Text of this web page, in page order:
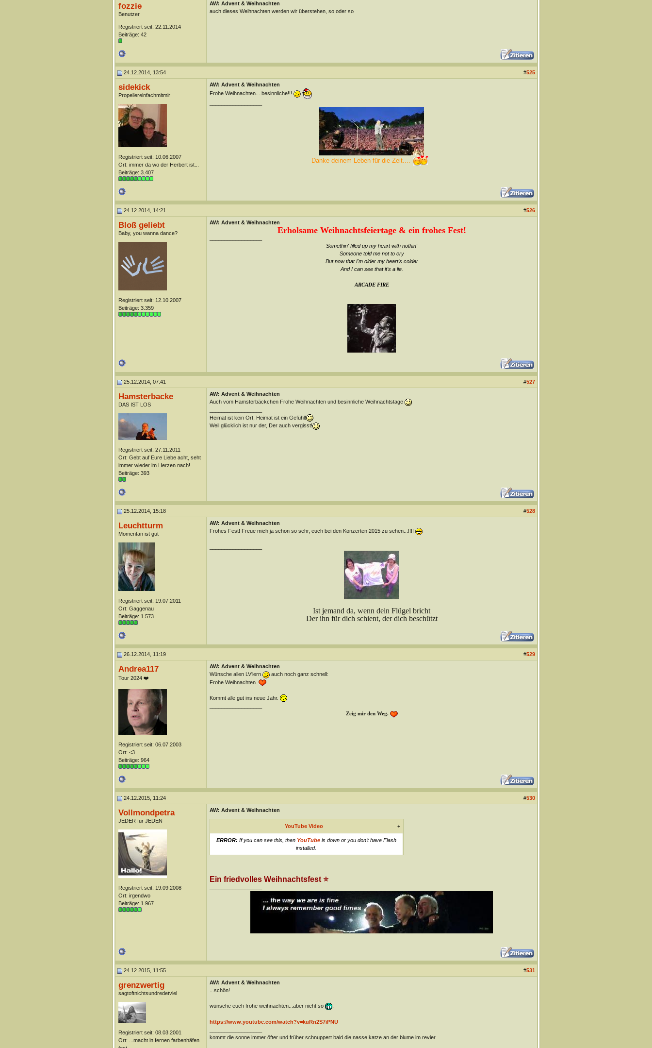
fozzie
Benutzer
Registriert seit: 22.11.2014
Beiträge: 42
AW: Advent & Weihnachten
auch dieses Weihnachten werden wir überstehen, so oder so
24.12.2014, 13:54 #525
sidekick
Propellereinfachmitmir
Registriert seit: 10.06.2007
Ort: immer da wo der Herbert ist...
Beiträge: 3.407
AW: Advent & Weihnachten
Frohe Weihnachten... besinnliche!!!
Danke deinem Leben für die Zeit....
24.12.2014, 14:21 #526
Bloß geliebt
Baby, you wanna dance?
Registriert seit: 12.10.2007
Beiträge: 3.359
AW: Advent & Weihnachten
Erholsame Weihnachtsfeiertage & ein frohes Fest!
Somethin' filled up my heart with nothin'
Someone told me not to cry
But now that I'm older my heart's colder
And I can see that it's a lie.
ARCADE FIRE
25.12.2014, 07:41 #527
Hamsterbacke
DAS IST LOS
Registriert seit: 27.11.2011
Ort: Gebt auf Eure Liebe acht, seht
immer wieder im Herzen nach!
Beiträge: 393
AW: Advent & Weihnachten
Auch vom Hamsterbäckchen Frohe Weihnachten und besinnliche Weihnachtstage
Heimat ist kein Ort, Heimat ist ein Gefühl!
Weil glücklich ist nur der, Der auch vergisst!
25.12.2014, 15:18 #528
Leuchtturm
Momentan ist gut
Registriert seit: 19.07.2011
Ort: Gaggenau
Beiträge: 1.573
AW: Advent & Weihnachten
Frohes Fest! Freue mich ja schon so sehr, euch bei den Konzerten 2015 zu sehen...!!!!
Ist jemand da, wenn dein Flügel bricht
Der ihn für dich schient, der dich beschützt
26.12.2014, 11:19 #529
Andrea117
Tour 2024 ❤️
Registriert seit: 06.07.2003
Ort: <3
Beiträge: 964
AW: Advent & Weihnachten
Wünsche allen LV'lern
auch noch ganz schnell:
Frohe Weihnachten.
Kommt alle gut ins neue Jahr.
Zeig mir den Weg.
24.12.2015, 11:24 #530
Vollmondpetra
JEDER für JEDEN
Registriert seit: 19.09.2008
Ort: irgendwo
Beiträge: 1.967
AW: Advent & Weihnachten
+
YouTube Video
ERROR: If you can see this, then YouTubeis down or you don't have Flash
installed.
Ein friedvolles Weihnachtsfest ⭐️
24.12.2015, 11:55 #531
grenzwertig
sagtoftnichtsundredetviel
Registriert seit: 08.03.2001
Ort: ...macht in fernen farbenhäfen
AW: Advent & Weihnachten
...schön!
wünsche euch frohe weihnachten...aber nicht so :
https://www.youtube.com/watch?v=kuRn2S7iPNU
kommt die sonne immer öfter und früher schnuppert bald die nasse katze an der blume im revier